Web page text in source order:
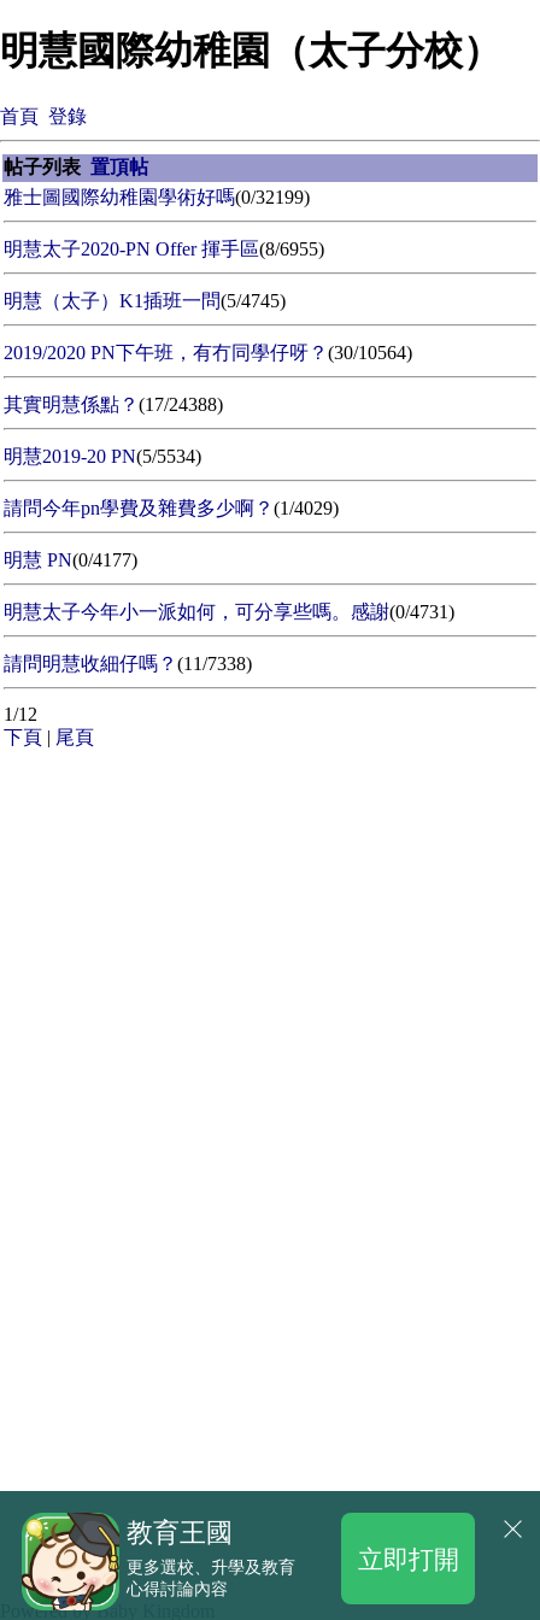
明慧國際幼稚園（太子分校）
首頁 登錄
帖子列表 置頂帖
雅士圖國際幼稚園學術好嗎(0/32199)
明慧太子2020-PN Offer 揮手區(8/6955)
明慧（太子）K1插班一問(5/4745)
2019/2020 PN下午班，有冇同學仔呀？ (30/10564)
其實明慧係點？ (17/24388)
明慧2019-20 PN(5/5534)
請問今年pn學費及雜費多少啊？ (1/4029)
明慧 PN(0/4177)
明慧太子今年小一派如何，可分享些嗎。感謝(0/4731)
請問明慧收細仔嗎？ (11/7338)
1/12
下頁 | 尾頁
Powered byBaby Kingdom
教育王國
更多選校、升學及教育
心得討論內容
立即打開